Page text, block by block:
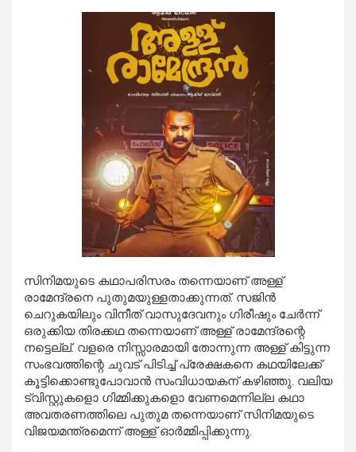
സിനിമയുടെ കഥാപരിസരം തന്നെയാണ് അള്ള്
രാമേന്ദ്രനെ പുതുമയുള്ളതാക്കുന്നത്. സജിന്‍
ചെറുകയിലും വിനീത് വാസുദേവനും ഗിരീഷും ചേര്‍ന്ന്
ഒരുക്കിയ തിരക്കഥ തന്നെയാണ് അള്ള് രാമേന്ദ്രന്റെ
നട്ടെല്ല്. വളരെ നിസ്സാരമായി തോന്നുന്ന അള്ള് കിട്ടുന്ന
സംഭവത്തിന്റെ ചുവട് പിടിച്ച് പ്രേക്ഷകനെ കഥയിലേക്ക്
കൂട്ടിക്കൊണ്ടുപോവാന്‍ സംവിധായകന് കഴിഞ്ഞു. വലിയ
ട്വിസ്റ്റുകളൊ ഗിമ്മിക്കുകളൊ വേണമെന്നില്ല കഥാ
അവതരണത്തിലെ പുതുമ തന്നെയാണ് സിനിമയുടെ
വിജയമന്ത്രമെന്ന് അള്ള് ഓര്‍മ്മിപ്പിക്കുന്നു.